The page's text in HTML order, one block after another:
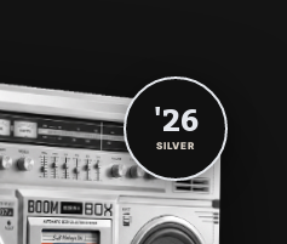
'26
SILVER